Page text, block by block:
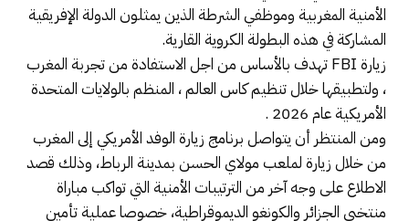
الأمنية المغربية وموظفي الشرطة الذين يمثلون الدولة الإفريقية
المشاركة في هذه البطولة الكروية القارية.
زيارة FBI تهدف بالأساس من اجل الاستفادة من تجربة المغرب
، ولتطبيقها خلال تنظيم كاس العالم ، المنظم بالولايات المتحدة
الأمريكية عام 2026 .
ومن المنتظر أن يتواصل برنامج زيارة الوفد الأمريكي إلى المغرب
من خلال زيارة لملعب مولاي الحسن بمدينة الرباط، وذلك قصد
الاطلاع على وجه آخر من الترتيبات الأمنية التي تواكب مباراة
منتخبي الجزائر والكونغو الديموقراطية، خصوصا عملية تأمين